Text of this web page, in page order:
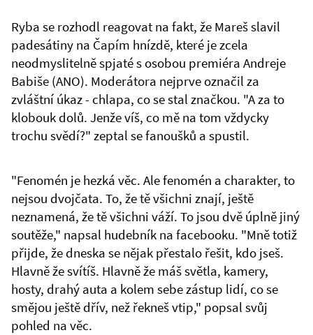
Ryba se rozhodl reagovat na fakt, že Mareš slavil
padesátiny na Čapím hnízdě, které je zcela
neodmyslitelně spjaté s osobou premiéra Andreje
Babiše (ANO). Moderátora nejprve označil za
zvláštní úkaz - chlapa, co se stal značkou. "A za to
klobouk dolů. Jenže víš, co mě na tom vždycky
trochu svědí?" zeptal se fanoušků a spustil.
"Fenomén je hezká věc. Ale fenomén a charakter, to
nejsou dvojčata. To, že tě všichni znají, ještě
neznamená, že tě všichni váží. To jsou dvě úplně jiný
soutěže," napsal hudebník na facebooku. "Mně totiž
přijde, že dneska se nějak přestalo řešit, kdo jseš.
Hlavně že svítíš. Hlavně že máš světla, kamery,
hosty, drahý auta a kolem sebe zástup lidí, co se
smějou ještě dřív, než řekneš vtip," popsal svůj
pohled na věc.